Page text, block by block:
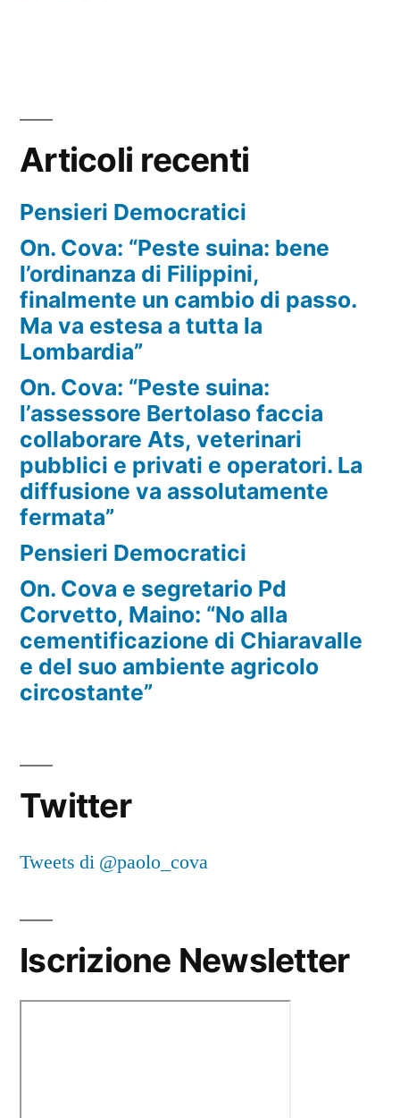
Articoli recenti
Pensieri Democratici
On. Cova: “Peste suina: bene
l’ordinanza di Filippini,
finalmente un cambio di passo.
Ma va estesa a tutta la
Lombardia”
On. Cova: “Peste suina:
l’assessore Bertolaso faccia
collaborare Ats, veterinari
pubblici e privati e operatori. La
diffusione va assolutamente
fermata”
Pensieri Democratici
On. Cova e segretario Pd
Corvetto, Maino: “No alla
cementificazione di Chiaravalle
e del suo ambiente agricolo
circostante”
Twitter
Tweets di @paolo_cova
Iscrizione Newsletter